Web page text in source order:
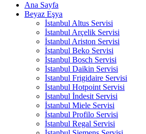
Ana Sayfa
Beyaz Eşya
İstanbul Altus Servisi
İstanbul Arçelik Servisi
İstanbul Ariston Servisi
İstanbul Beko Servisi
İstanbul Bosch Servisi
İstanbul Daikin Servisi
İstanbul Frigidaire Servisi
İstanbul Hotpoint Servisi
İstanbul İndesit Servisi
İstanbul Miele Servisi
İstanbul Profilo Servisi
İstanbul Regal Servisi